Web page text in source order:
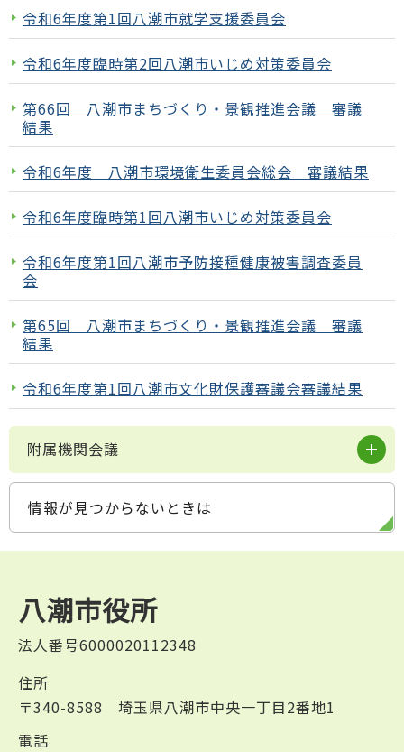
令和6年度第1回八潮市就学支援委員会
令和6年度臨時第2回八潮市いじめ対策委員会
第66回 八潮市まちづくり・景観推進会議 審議
結果
令和6年度 八潮市環境衛生委員会総会 審議結果
令和6年度臨時第1回八潮市いじめ対策委員会
令和6年度第1回八潮市予防接種健康被害調査委員
会
第65回 八潮市まちづくり・景観推進会議 審議
結果
令和6年度第1回八潮市文化財保護審議会審議結果
附属機関会議
情報が見つからないときは
八潮市役所
法人番号6000020112348
住所
〒340-8588 埼玉県八潮市中央一丁目2番地1
電話